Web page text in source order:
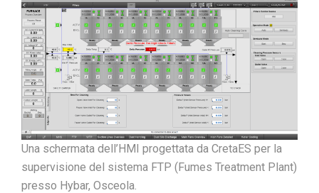
Una schermata dell’HMI progettata da CretaES per la
supervisione del sistema FTP (Fumes Treatment Plant)
presso Hybar, Osceola.